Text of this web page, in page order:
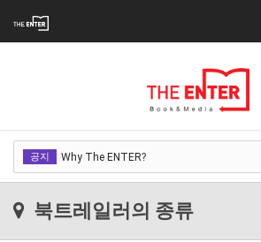
공지 Why The ENTER?
Why The ENTER?
북트레일러의 종류